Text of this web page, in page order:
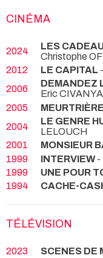
CINÉMA
2024 LES
Christophe
2012
LE CAPITAL
2006
DEMANDEZ
Eric
2005
2004
LE GENRE
LELOUCH
2001
MONSIEUR
1999
INTERVIEW-
1999
UNE POUR
1994
CACHE-
TÉLÉVISION
2023
SCENES DE